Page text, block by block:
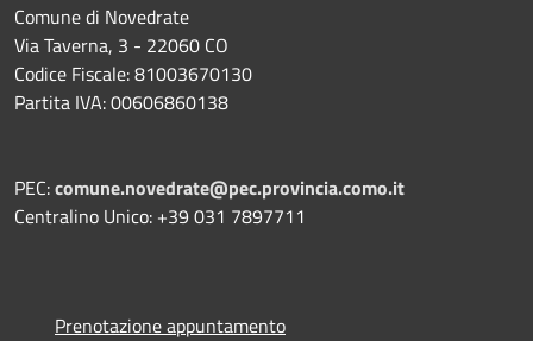
Comune di Novedrate
Via Taverna, 3 - 22060 CO
Codice Fiscale: 81003670130
Partita IVA: 00606860138
PEC:comune.novedrate@pec.provincia.como.it
Centralino Unico: +39 031 7897711
Prenotazione appuntamento